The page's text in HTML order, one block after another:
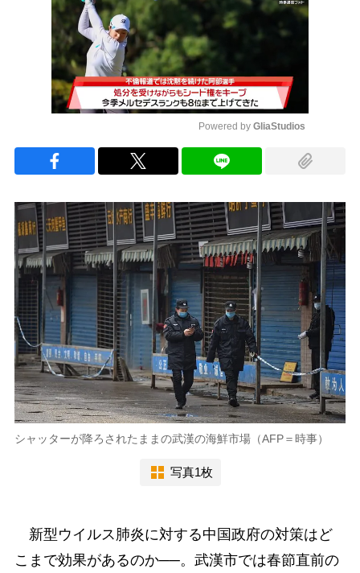
Powered by GliaStudios
シャッターが降ろされたままの武漢の海鮮市場（AFP＝時事）
写真1枚
新型ウイルス肺炎に対する中国政府の対策はど
こまで効果があるのか──。武漢市では春節直前の